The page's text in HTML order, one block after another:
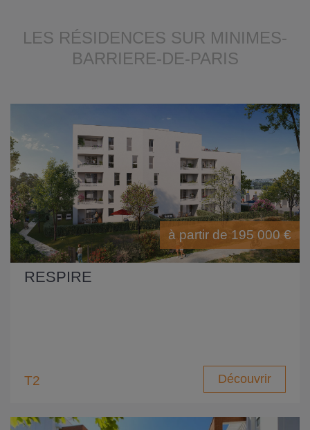
LES RÉSIDENCES SUR MINIMES-
BARRIERE-DE-PARIS
à partir de 195 000 €
RESPIRE
T2 Découvrir